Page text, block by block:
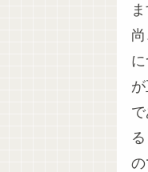
ま
の